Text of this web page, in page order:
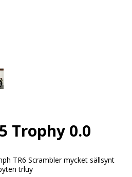
Trophy 0.0
TR6 Scrambler mycket sällsynt
trluy